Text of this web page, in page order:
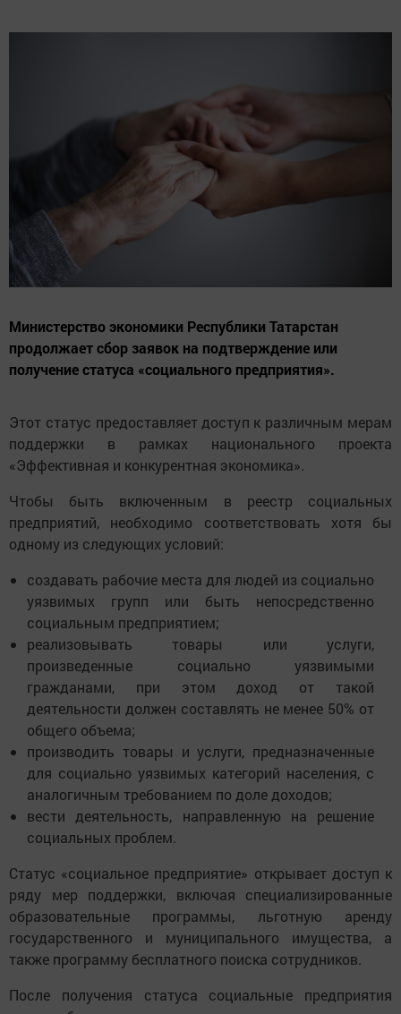
Министерство экономики Республики Татарстан
продолжает сбор заявок на подтверждение или
получение статуса «социального предприятия».
Этот статус предоставляет доступ к различным мерам
поддержки в рамках национального проекта
«Эффективная и конкурентная экономика».
Чтобы быть включенным в реестр социальных
предприятий, необходимо соответствовать хотя бы
одному из следующих условий:
создавать рабочие места для людей из социально
уязвимых групп или быть непосредственно
социальным предприятием;
реализовывать товары или услуги,
произведенные социально уязвимыми
гражданами, при этом доход от такой
деятельности должен составлять не менее 50% от
общего объема;
производить товары и услуги, предназначенные
для социально уязвимых категорий населения, с
аналогичным требованием по доле доходов;
вести деятельность, направленную на решение
социальных проблем.
Статус «социальное предприятие» открывает доступ к
ряду мер поддержки, включая специализированные
образовательные программы, льготную аренду
государственного и муниципального имущества, а
также программу бесплатного поиска сотрудников.
После получения статуса социальные предприятия